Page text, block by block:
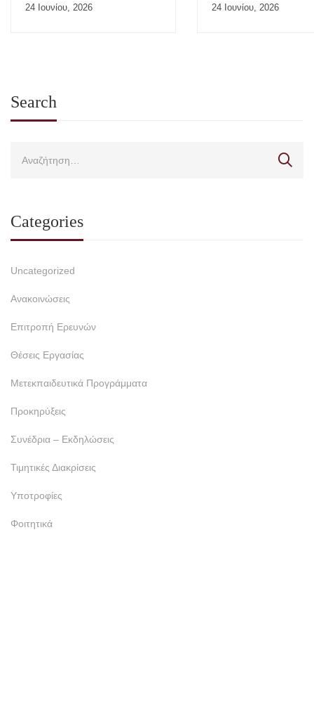
24 Ιουνίου, 2026 24 Ιουνίου, 2026
Search
Categories
Uncategorized
Ανακοινώσεις
Επιτροπή Ερευνών
Θέσεις Εργασίας
Μετεκπαιδευτικά Προγράμματα
Προκηρύξεις
Συνέδρια – Εκδηλώσεις
Τιμητικές Διακρίσεις
Υποτροφίες
Φοιτητικά